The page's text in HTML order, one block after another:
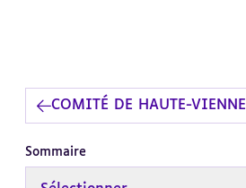
COMITÉ DE HAUTE-VIENNE
Sommaire